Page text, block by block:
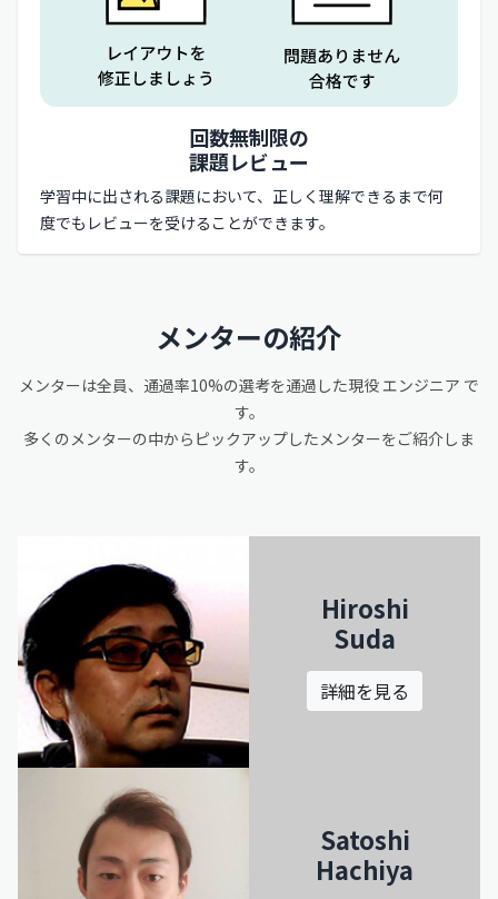
回数無制限の
課題レビュー
学習中に出される課題において、正しく理解できるまで何
度でもレビューを受けることができます。
メンターの紹介
メンターは全員、通過率10%の選考を通過した現役エンジニア で
す。
多くのメンターの中からピックアップしたメンターをご紹介しま
す。
Hiroshi
Suda
詳細を見る
Satoshi
Hachiya